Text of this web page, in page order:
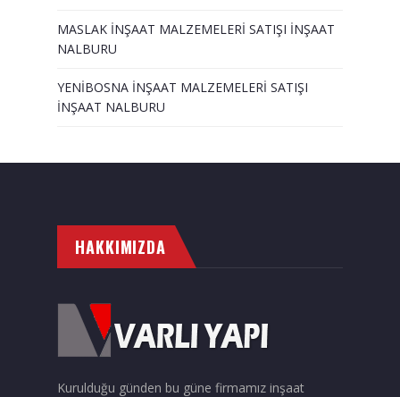
MASLAK İNŞAAT MALZEMELERİ SATIŞI İNŞAAT
NALBURU
YENİBOSNA İNŞAAT MALZEMELERİ SATIŞI
İNŞAAT NALBURU
HAKKIMIZDA
Kurulduğu günden bu güne firmamız inşaat